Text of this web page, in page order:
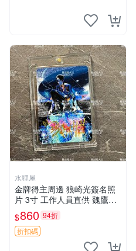
水狸屋
金牌得主周邊 狼崎光簽名照
片 3寸 工作人員直供 魏鷹純
藝術品 攝影作品推薦 帝國祈
禱精選 夜鷹純 質地鑽石級 攝
影周邊 攝影 照片收藏
$860 94折
折扣碼